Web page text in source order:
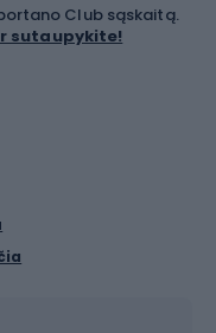
Club sąskaitą.
sutaupykite!